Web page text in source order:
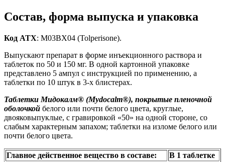
Состав, форма выпуска и упаковка
Код ATX: M03BX04 (Tolperisone).
Выпускают препарат в форме инъекционного раствора и
таблеток по 50 и 150 мг. В одной картонной упаковке
представлено 5 ампул с инструкцией по применению, а
таблетки по 10 штук в 3-х блистерах.
Таблетки Мидокалм® (Mydocalm®), покрытые пленочной
оболочкой белого или почти белого цвета, круглые,
двояковыпуклые, с гравировкой «50» на одной стороне, со
слабым характерным запахом; таблетки на изломе белого или
почти белого цвета.
Главное действенное вещество в составе:
В 1 таблетке